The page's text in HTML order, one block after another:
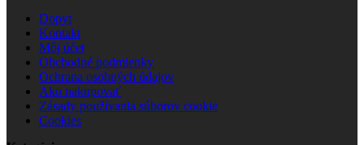
Dopyt
Kontakt
Môj účet
Obchodné podmienky
Ochrana osobných údajov
Ako nakupovať
Zásady používania súborov cookie
Cookies